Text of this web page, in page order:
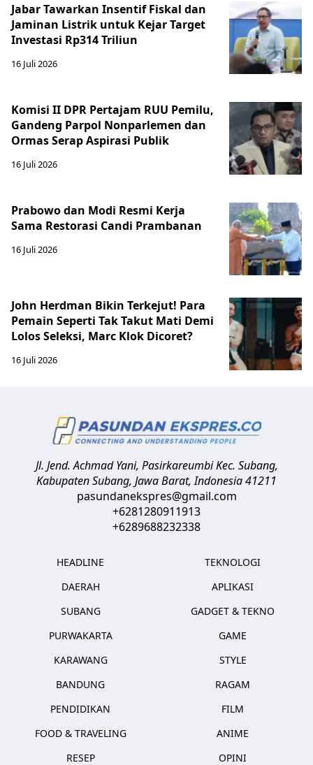
Jabar Tawarkan Insentif Fiskal dan
Jaminan Listrik untuk Kejar Target
Investasi Rp314 Triliun
16 Juli 2026
Komisi II DPR Pertajam RUU Pemilu,
Gandeng Parpol Nonparlemen dan
Ormas Serap Aspirasi Publik
16 Juli 2026
Prabowo dan Modi Resmi Kerja
Sama Restorasi Candi Prambanan
16 Juli 2026
John Herdman Bikin Terkejut! Para
Pemain Seperti Tak Takut Mati Demi
Lolos Seleksi, Marc Klok Dicoret?
16 Juli 2026
Jl. Jend. Achmad Yani, Pasirkareumbi Kec. Subang,
Kabupaten Subang, Jawa Barat,Indonesia41211
pasundanekspres@gmail.com
+6281280911913
+6289688232338
HEADLINE
DAERAH
SUBANG
PURWAKARTA
KARAWANG
BANDUNG
PENDIDIKAN
FOOD & TRAVELING
RESEP
TEKNOLOGI
APLIKASI
GADGET & TEKNO
GAME
STYLE
RAGAM
FILM
ANIME
OPINI